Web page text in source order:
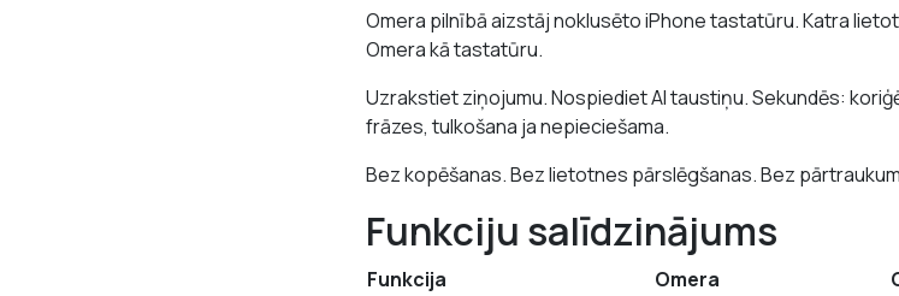
Omera pilnībā aizstāj noklusēto iPhone tastatūru. Katra
Omera kā tastatūru.
Uzrakstiet ziņojumu. Nospiediet AI taustiņu. Sekundēs:
frāzes, tulkošana ja nepieciešama.
Bez kopēšanas. Bez lietotnes pārslēgšanas. Bez
Funkciju salīdzinājums
Funkcija Omera